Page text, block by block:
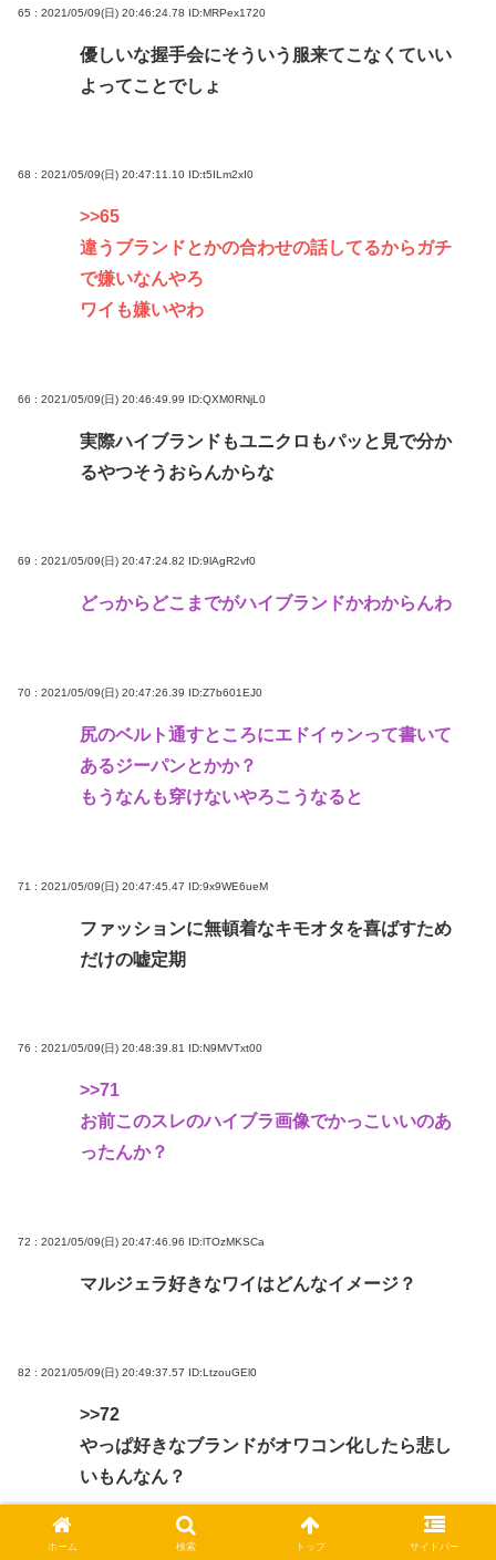
65 : 2021/05/09(日) 20:46:24.78 ID:MRPex1720
優しいな握手会にそういう服来てこなくていい
よってことでしょ
68 : 2021/05/09(日) 20:47:11.10 ID:t5ILm2xI0
>>65
違うブランドとかの合わせの話してるからガチ
で嫌いなんやろ
ワイも嫌いやわ
66 : 2021/05/09(日) 20:46:49.99 ID:QXM0RNjL0
実際ハイブランドもユニクロもパッと見で分か
るやつそうおらんからな
69 : 2021/05/09(日) 20:47:24.82 ID:9lAgR2vf0
どっからどこまでがハイブランドかわからんわ
70 : 2021/05/09(日) 20:47:26.39 ID:Z7b601EJ0
尻のベルト通すところにエドイゥンって書いて
あるジーパンとかか？
もうなんも穿けないやろこうなると
71 : 2021/05/09(日) 20:47:45.47 ID:9x9WE6ueM
ファッションに無頓着なキモオタを喜ばすため
だけの嘘定期
76 : 2021/05/09(日) 20:48:39.81 ID:N9MVTxt00
>>71
お前このスレのハイブラ画像でかっこいいのあ
ったんか？
72 : 2021/05/09(日) 20:47:46.96 ID:lTOzMKSCa
マルジェラ好きなワイはどんなイメージ？
82 : 2021/05/09(日) 20:49:37.57 ID:LtzouGEl0
>>72
やっぱ好きなブランドがオワコン化したら悲し
いもんなん？
ホーム 検索 トップ サイドバー